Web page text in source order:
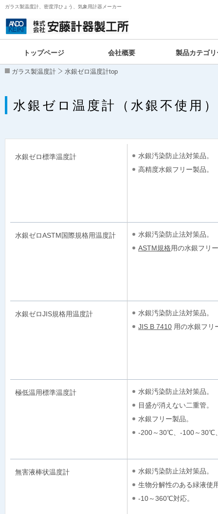
ガラス製温度計、密度浮ひょう、気象用計器メーカー
トップページ 会社概要 製品カテゴリ
ガラス製温度計 水銀ゼロ温度計top
水銀ゼロ温度計（水銀不使用）
水銀ゼロ標準温度計
水銀汚染防止法対策品。
高精度水銀フリー製品。
水銀ゼロASTM国際規格用温度計
水銀汚染防止法対策品。
ASTM規格用の水銀フリ
水銀ゼロJIS規格用温度計
水銀汚染防止法対策品。
JIS B 7410 用の水銀フリ
極低温用標準温度計
水銀汚染防止法対策品。
目盛が消えない二重管。
水銀フリー製品。
-200～30℃、-100～30℃
無害液棒状温度計
水銀汚染防止法対策品。
生物分解性のある緑液使
-10～360℃対応。